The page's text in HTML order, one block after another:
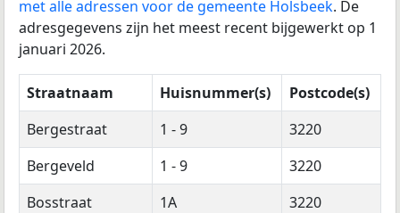
met alle adressen voor de gemeente Holsbeek. De
adresgegevens zijn het meest recent bijgewerkt op 1
januari 2026.
Straatnaam Huisnummer(s)
Postcode(s)
Bergestraat
1 - 9
3220
Bergeveld
1 - 9
3220
Bosstraat
1A
3220